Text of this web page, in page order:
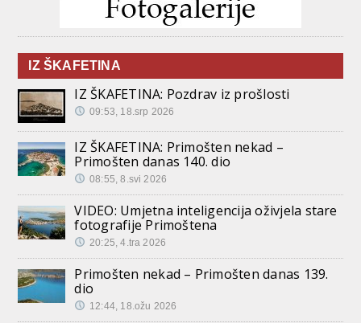
IZ ŠKAFETINA
IZ ŠKAFETINA: Pozdrav iz prošlosti
09:53, 18.srp 2026
IZ ŠKAFETINA: Primošten nekad –
Primošten danas 140. dio
08:55, 8.svi 2026
VIDEO: Umjetna inteligencija oživjela stare
fotografije Primoštena
20:25, 4.tra 2026
Primošten nekad – Primošten danas 139.
dio
12:44, 18.ožu 2026